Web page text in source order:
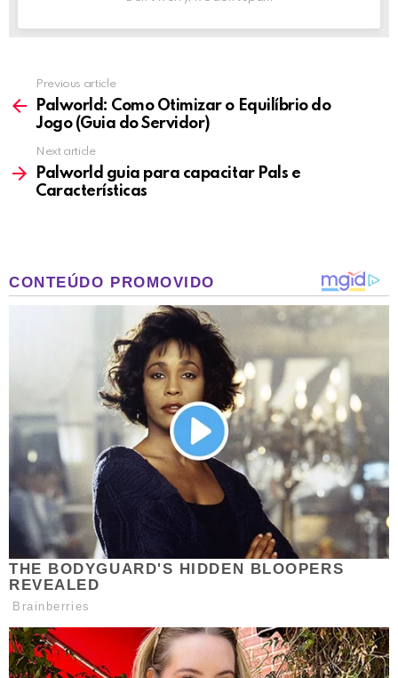
more
Previous article
Palworld: Como Otimizar o Equilíbrio do
Jogo (Guia do Servidor)
Next article
Palworld guia para capacitar Pals e
Características